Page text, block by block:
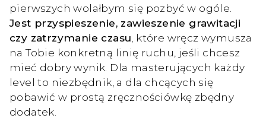
pierwszych wolałbym się pozbyć w ogóle.
Jest przyspieszenie, zawieszenie grawitacji
czy zatrzymanie czasu , które wręcz wymusza
na Tobie konkretną linię ruchu, jeśli chcesz
mieć dobry wynik. Dla masterujących każdy
level to niezbędnik, a dla chcących się
pobawić w prostą zręcznościówkę zbędny
dodatek.